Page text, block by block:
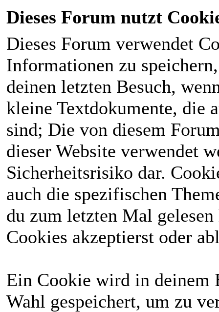
Dieses Forum nutzt
Dieses Forum verwendet
Informationen zu
deinen letzten Besuch,
kleine Textdokumente, die
sind; Die von diesem
dieser Website verwendet
Sicherheitsrisiko dar.
auch die spezifischen
du zum letzten Mal
Cookies akzeptierst oder
Ein Cookie wird in deinem
Wahl gespeichert, um zu